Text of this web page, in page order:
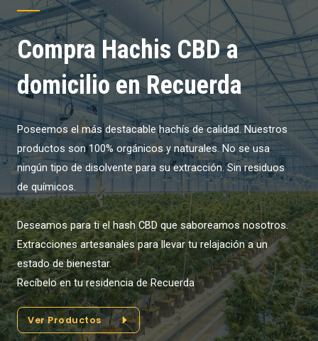
Compra Hachis CBD a
domicilio en Recuerda
Poseemos el más destacable hachís de calidad. Nuestros
productos son 100% orgánicos y naturales. No se usa
ningún tipo de disolvente para su extracción. Sin residuos
de químicos.
Deseamos para ti el hash CBD que saboreamos nosotros.
Extracciones artesanales para llevar tu relajación a un
estado de bienestar.
Recíbelo en tu residencia de Recuerda
Ver Productos